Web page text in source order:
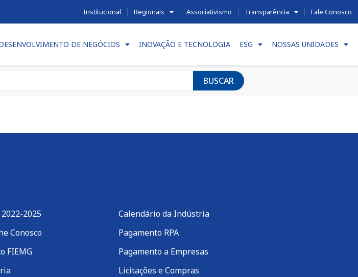
Institucional Regionais Associativismo Transparência Fale Conosco
DE NEGÓCIOS INOVAÇÃO E TECNOLOGIA ESG NOSSAS UNIDADES
BUSCAR
2025
Conosco
FIEMG
Calendário da Indústria
Pagamento RPA
Pagamento a Empresas
Licitações e Compras